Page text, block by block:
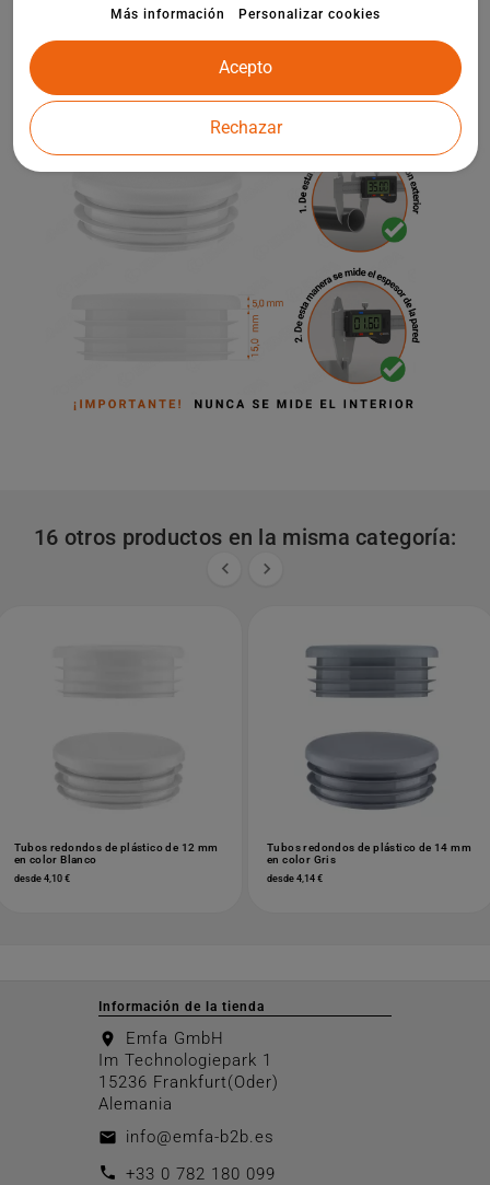
elementos de arquitectura de jardín.
16 otros productos en la misma categoría:
 
Tubos redondos de plástico de 12 mm
en color Blanco
desde 4,10 €
Tubos redondos de plástico de 14 mm
en color Gris
desde 4,14 €
Más información Personalizar cookies
Rechazar
Acepto
Información de la tienda
location_on
Emfa GmbH
Im Technologiepark 1
15236 Frankfurt(Oder)
Alemania
email info@emfa-b2b.es
call +33 0 782 180 099